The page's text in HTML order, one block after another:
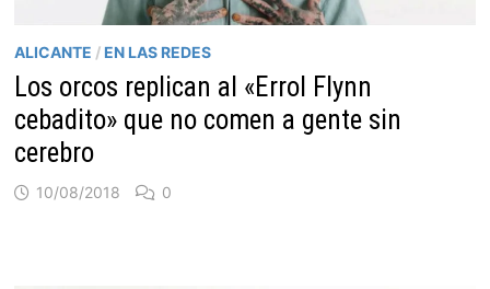
ALICANTE / EN LAS REDES
Los orcos replican al «Errol Flynn
cebadito» que no comen a gente sin
cerebro
10/08/2018 0